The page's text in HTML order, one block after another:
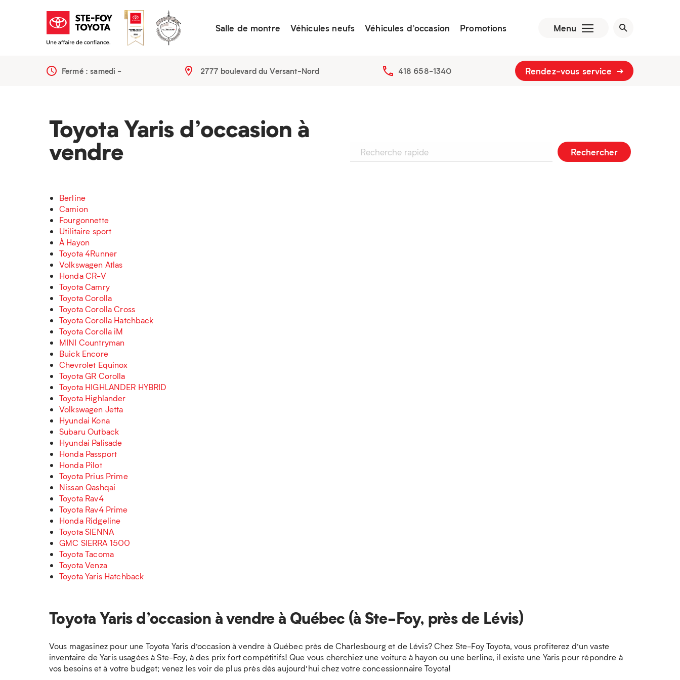
Salle de montre Véhicules neufs Véhicules d’occasion Promotions Menu
Fermé : samedi - 2777 boulevard du Versant-Nord 418 658-1340 Rendez-vous service
Toyota Yaris d’occasion à
vendre Rechercher
Berline
Camion
Fourgonnette
Utilitaire sport
À Hayon
Toyota 4Runner
Volkswagen Atlas
Honda CR-V
Toyota Camry
Toyota Corolla
Toyota Corolla Cross
Toyota Corolla Hatchback
Toyota Corolla iM
MINI Countryman
Buick Encore
Chevrolet Equinox
Toyota GR Corolla
Toyota HIGHLANDER HYBRID
Toyota Highlander
Volkswagen Jetta
Hyundai Kona
Subaru Outback
Hyundai Palisade
Honda Passport
Honda Pilot
Toyota Prius Prime
Nissan Qashqai
Toyota Rav4
Toyota Rav4 Prime
Honda Ridgeline
Toyota SIENNA
GMC SIERRA 1500
Toyota Tacoma
Toyota Venza
Toyota Yaris Hatchback
Toyota Yaris d’occasion à vendre à Québec (à Ste-Foy, près de Lévis)
Vous magasinez pour une Toyota Yaris d’occasion à vendre à Québec près de Charlesbourg et de Lévis? Chez Ste-Foy Toyota, vous profiterez d’un vaste
inventaire de Yaris usagées à Ste-Foy, à des prix fort compétitifs! Que vous cherchiez une voiture à hayon ou une berline, il existe une Yaris pour répondre à
vos besoins et à votre budget; venez les voir de plus près dès aujourd’hui chez votre concessionnaire Toyota!